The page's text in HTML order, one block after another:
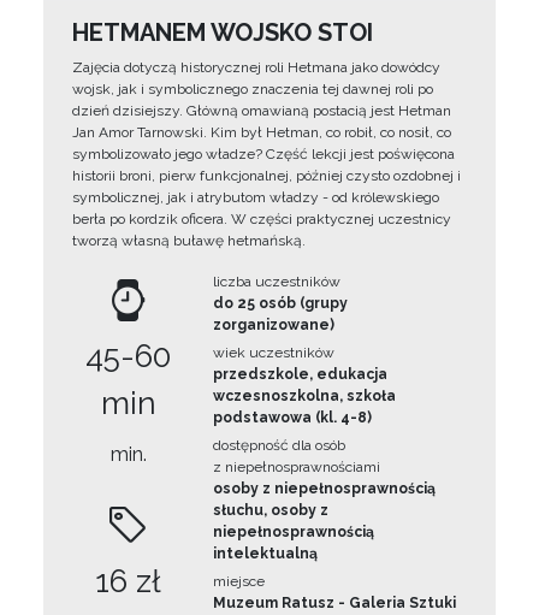
HETMANEM WOJSKO STOI
Zajęcia dotyczą historycznej roli Hetmana jako dowódcy
wojsk, jak i symbolicznego znaczenia tej dawnej roli po
dzień dzisiejszy. Główną omawianą postacią jest Hetman
Jan Amor Tarnowski. Kim był Hetman, co robił, co nosił, co
symbolizowało jego władze? Część lekcji jest poświęcona
historii broni, pierw funkcjonalnej, później czysto ozdobnej i
symbolicznej, jak i atrybutom władzy - od królewskiego
berła po kordzik oficera. W części praktycznej uczestnicy
tworzą własną buławę hetmańską.
45-60
min
min.
16 zł
liczba uczestników
do 25 osób (grupy
zorganizowane)
wiek uczestników
przedszkole, edukacja
wczesnoszkolna, szkoła
podstawowa (kl. 4-8)
dostępność dla osób
z niepełnosprawnościami
osoby z niepełnosprawnością
słuchu, osoby z
niepełnosprawnością
intelektualną
miejsce
Muzeum Ratusz - Galeria Sztuki